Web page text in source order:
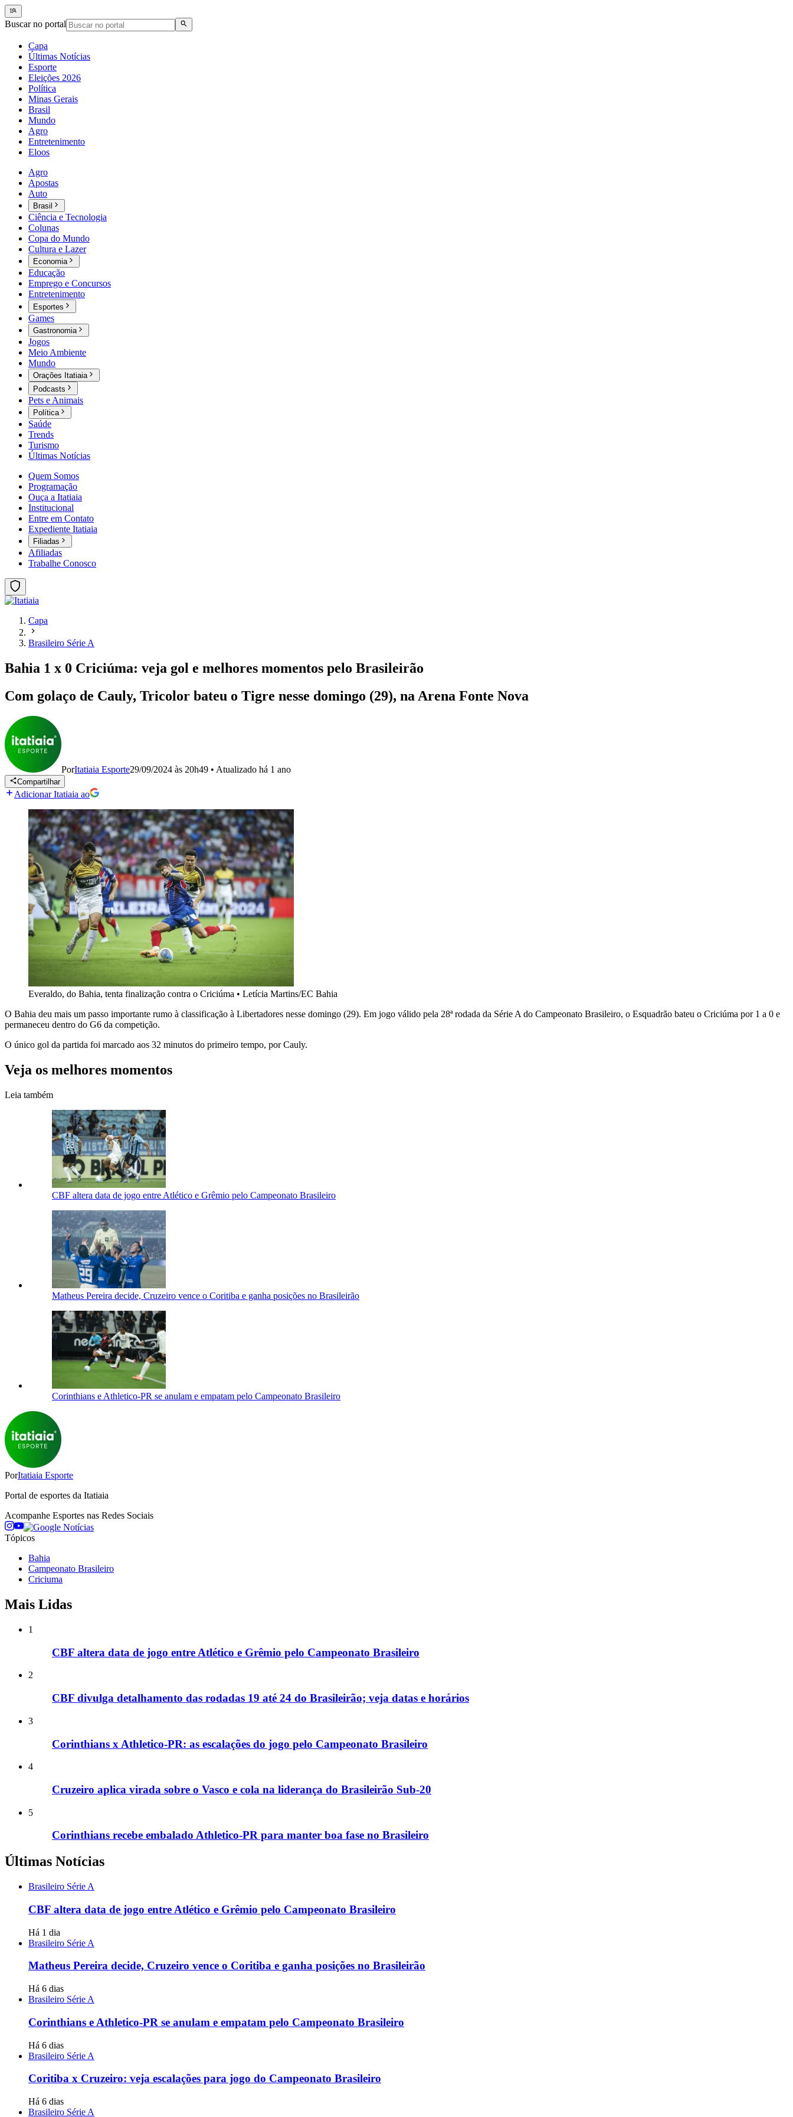
Buscar no portal
Capa
Últimas Notícias
Esporte
Eleições 2026
Política
Minas Gerais
Brasil
Mundo
Agro
Entretenimento
Eloos
Agro
Apostas
Auto
Brasil
Ciência e Tecnologia
Colunas
Copa do Mundo
Cultura e Lazer
Economia
Educação
Emprego e Concursos
Entretenimento
Esportes
Games
Gastronomia
Jogos
Meio Ambiente
Mundo
Orações Itatiaia
Podcasts
Pets e Animais
Política
Saúde
Trends
Turismo
Últimas Notícias
Quem Somos
Programação
Ouça a Itatiaia
Institucional
Entre em Contato
Expediente Itatiaia
Filiadas
Afiliadas
Trabalhe Conosco
Capa
Brasileiro Série A
Bahia 1 x 0 Criciúma: veja gol e melhores momentos pelo Brasileirão
Com golaço de Cauly, Tricolor bateu o Tigre nesse domingo (29), na Arena Fonte Nova
PorItatiaia Esporte29/09/2024 às 20h49 • Atualizado há 1 ano
Compartilhar
Adicionar Itatiaia ao
Everaldo, do Bahia, tenta finalização contra o Criciúma • Letícia Martins/EC Bahia
O Bahia deu mais um passo importante rumo à classificação à Libertadores nesse domingo (29). Em jogo válido pela 28ª rodada da Série A do Campeonato Brasileiro, o Esquadrão bateu o Criciúma por 1 a 0 e
permaneceu dentro do G6 da competição.
O único gol da partida foi marcado aos 32 minutos do primeiro tempo, por Cauly.
Veja os melhores momentos
Leia também
CBF altera data de jogo entre Atlético e Grêmio pelo Campeonato Brasileiro
Matheus Pereira decide, Cruzeiro vence o Coritiba e ganha posições no Brasileirão
Corinthians e Athletico-PR se anulam e empatam pelo Campeonato Brasileiro
PorItatiaia Esporte
Portal de esportes da Itatiaia
Acompanhe Esportes nas Redes Sociais
Tópicos
Bahia
Campeonato Brasileiro
Criciuma
Mais Lidas
1
CBF altera data de jogo entre Atlético e Grêmio pelo Campeonato Brasileiro
2
CBF divulga detalhamento das rodadas 19 até 24 do Brasileirão; veja datas e horários
3
Corinthians x Athletico-PR: as escalações do jogo pelo Campeonato Brasileiro
4
Cruzeiro aplica virada sobre o Vasco e cola na liderança do Brasileirão Sub-20
5
Corinthians recebe embalado Athletico-PR para manter boa fase no Brasileiro
Últimas Notícias
Brasileiro Série A
CBF altera data de jogo entre Atlético e Grêmio pelo Campeonato Brasileiro
Há 1 dia
Brasileiro Série A
Matheus Pereira decide, Cruzeiro vence o Coritiba e ganha posições no Brasileirão
Há 6 dias
Brasileiro Série A
Corinthians e Athletico-PR se anulam e empatam pelo Campeonato Brasileiro
Há 6 dias
Brasileiro Série A
Coritiba x Cruzeiro: veja escalações para jogo do Campeonato Brasileiro
Há 6 dias
Brasileiro Série A